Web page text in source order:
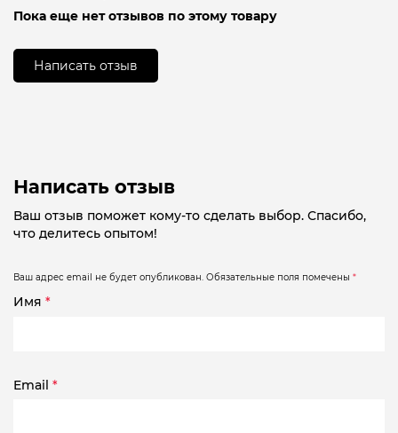
0
Пока еще нет отзывов по этому товару
Написать отзыв
Написать отзыв
Ваш отзыв поможет кому-то сделать выбор. Спасибо,
что делитесь опытом!
Ваш адрес email не будет опубликован. Обязательные поля помечены *
Имя *
Email *